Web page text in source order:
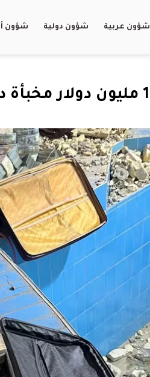
شؤون عربية شؤون دولية شؤون
العثور على 14 مليون